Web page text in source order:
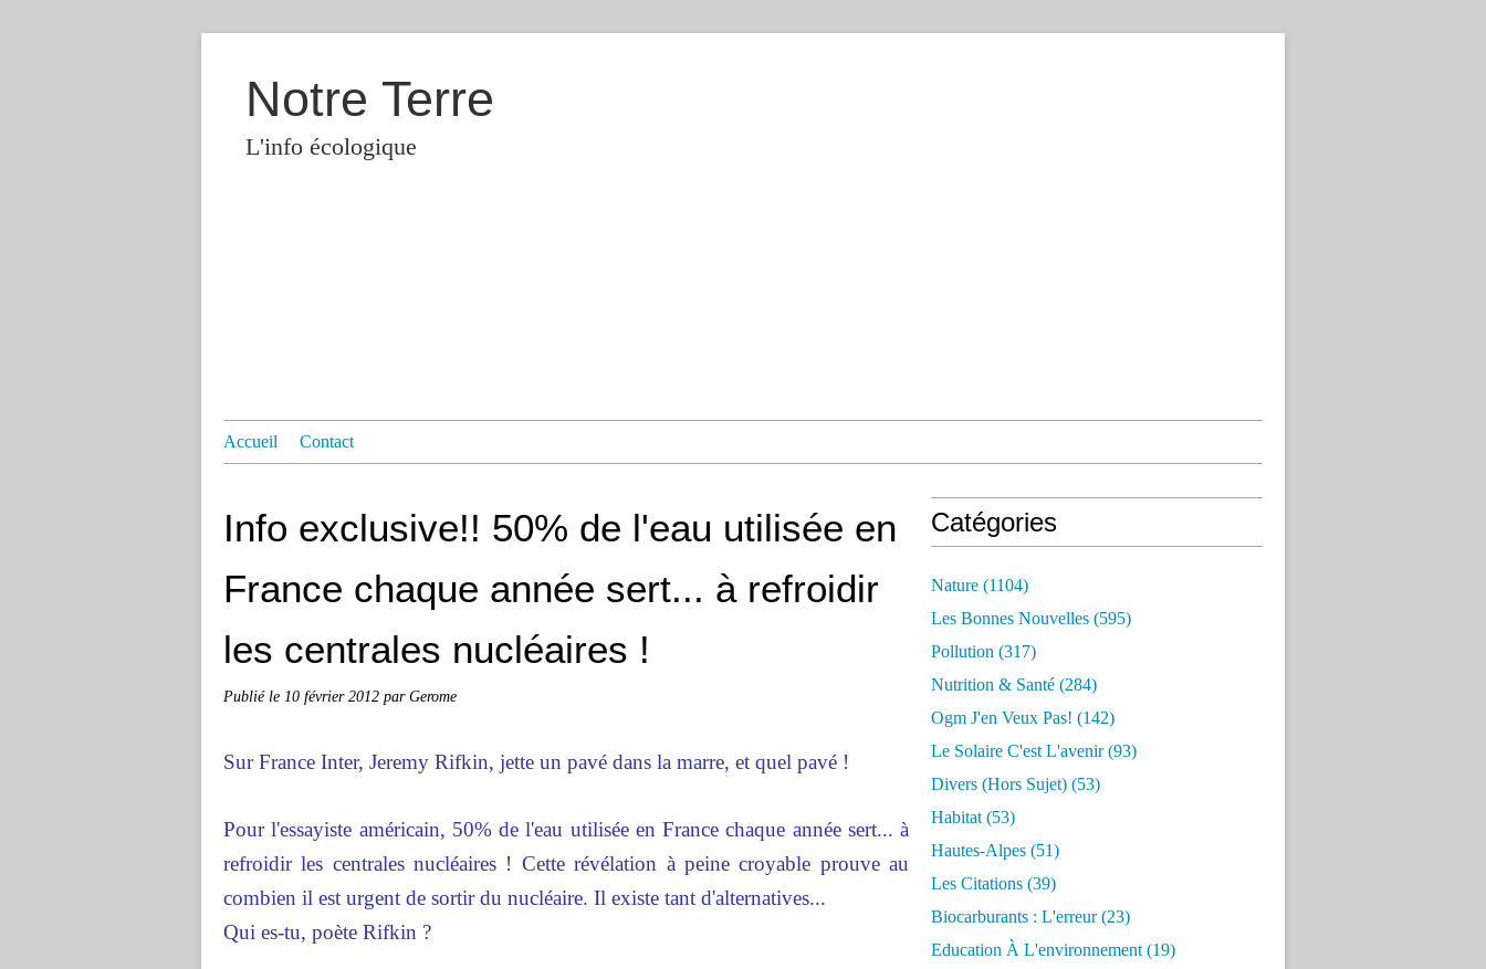
Notre Terre
L'info écologique
Accueil Contact
Info exclusive!! 50% de l'eau utilisée en
France chaque année sert... à refroidir
les centrales nucléaires !
Publié le 10 février 2012 par Gerome
Sur France Inter, Jeremy Rifkin, jette un pavé dans la marre, et quel pavé !
Pour l'essayiste américain, 50% de l'eau utilisée en France chaque année sert... à
refroidir les centrales nucléaires ! Cette révélation à peine croyable prouve au
combien il est urgent de sortir du nucléaire. Il existe tant d'alternatives...
Qui es-tu, poète Rifkin ?
Catégories
Nature (1104)
Les Bonnes Nouvelles (595)
Pollution (317)
Nutrition & Santé (284)
Ogm J'en Veux Pas! (142)
Le Solaire C'est L'avenir(93)
Divers (hors Sujet) (53)
Habitat (53)
Hautes-Alpes (51)
Les Citations (39)
Biocarburants : L'erreur(23)
Education À L'environnement (19)